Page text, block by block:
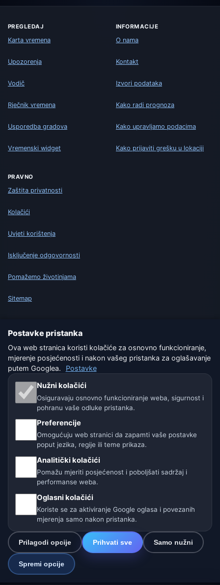
PREGLEDAJ
Karta vremena
Upozorenja
Vodič
Rječnik vremena
Usporedba gradova
Vremenski widget
INFORMACIJE
O nama
Kontakt
Izvori podataka
Kako radi prognoza
Kako upravljamo podacima
Kako prijaviti grešku u lokaciji
PRAVNO
Zaštita privatnosti
Kolačići
Uvjeti korištenja
Isključenje odgovornosti
Pomažemo životinjama
Sitemap
Naše vremenske stranice:
🇩🇪🇦🇹🇨🇭 Njemačka / Austrija / Švicarska
🌎 Latinska Amerika i Španjolska
🇮🇳 Južna i jugoistočna Azija
🌍 Međunarodna vremenska mreža
Operater: Spolek Minizoo.cz z.s. | IČO: 21135550 |
info@vrijeme.online
© 2026 Vrijeme Online · Podaci: Open-Meteo (ECMWF, ICON) ·
OpenWeatherMap · Upozorenja: DHMZ
Postavke pristanka
Ova web stranica koristi kolačiće za osnovno funkcioniranje,
mjerenje posjećenosti i nakon vašeg pristanka za oglašavanje
putem Googlea.
Postavke
Nužni kolačići
Osiguravaju osnovno funkcioniranje weba, sigurnost i
pohranu vaše odluke pristanka.
Preferencije
Omogućuju web stranici da zapamti vaše postavke
poput jezika, regije ili teme prikaza.
Analitički kolačići
Pomažu mjeriti posjećenost i poboljšati sadržaj i
performanse weba.
Oglasni kolačići
Koriste se za aktiviranje Google oglasa i povezanih
mjerenja samo nakon pristanka.
Prilagodi opcije Prihvati sve Samo nužni
Spremi opcije